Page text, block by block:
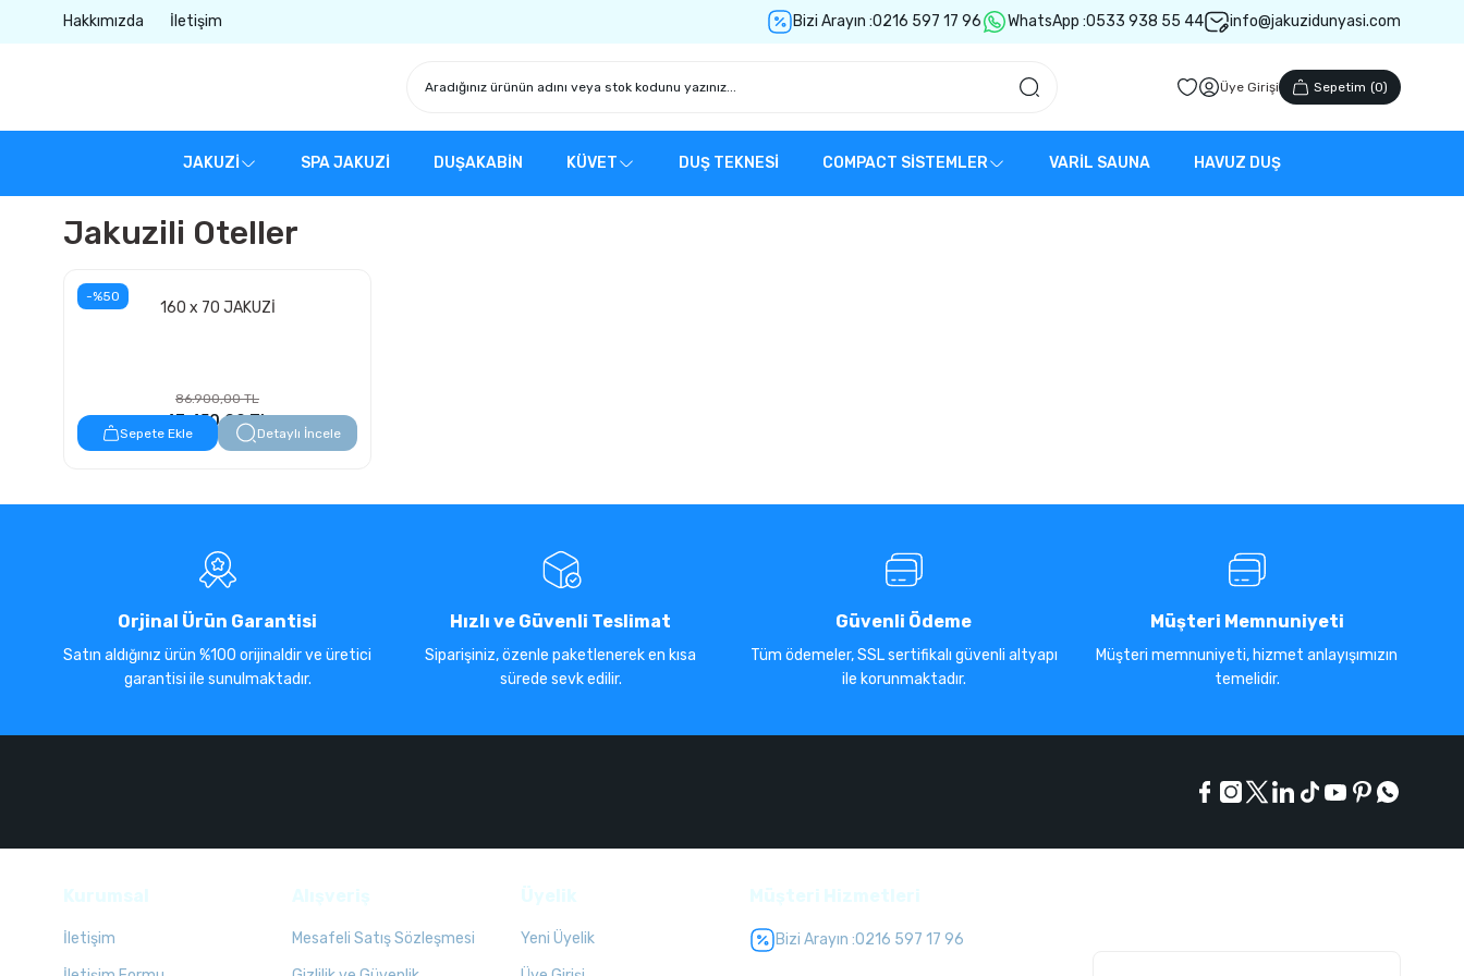
Hakkımızda İletişim Bizi Arayın :0216 597 17 96 WhatsApp :0533 938 55 44 info@jakuzidunyasi.com
Üye Girişi Sepetim (0)
JAKUZİ SPA JAKUZİ DUŞAKABİN KÜVET DUŞ TEKNESİ COMPACT SİSTEMLER VARİL SAUNA HAVUZ DUŞ
Jakuzili Oteller
-%50
160 x 70 JAKUZİ
86.900,00 TL
43.450,00 TL
Sepete Ekle Detaylı İncele
Orjinal Ürün Garantisi
Satın aldığınız ürün %100 orijinaldir ve üretici
garantisi ile sunulmaktadır.
Hızlı ve Güvenli Teslimat
Siparişiniz, özenle paketlenerek en kısa
sürede sevk edilir.
Güvenli Ödeme
Tüm ödemeler, SSL sertifikalı güvenli altyapı
ile korunmaktadır.
Müşteri Memnuniyeti
Müşteri memnuniyeti, hizmet anlayışımızın
temelidir.
İletişim
Mesafeli Satış Sözleşmesi
Yeni Üyelik
Bizi Arayın :0216 597 17 96